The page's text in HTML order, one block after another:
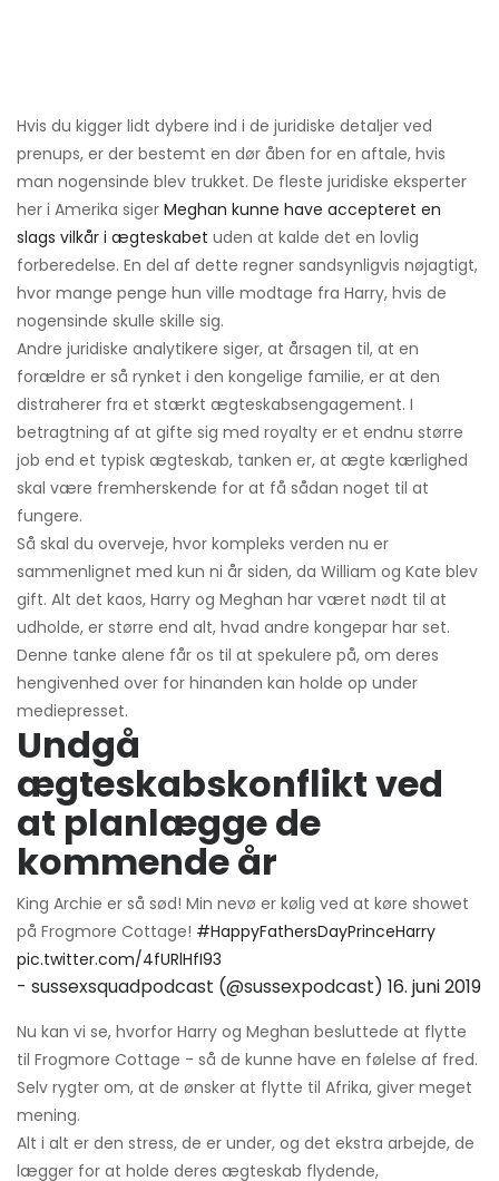
Hvis du kigger lidt dybere ind i de juridiske detaljer ved
prenups, er der bestemt en dør åben for en aftale, hvis
man nogensinde blev trukket. De fleste juridiske eksperter
her i Amerika siger Meghan kunne have accepteret en
slags vilkår i ægteskabet uden at kalde det en lovlig
forberedelse. En del af dette regner sandsynligvis nøjagtigt,
hvor mange penge hun ville modtage fra Harry, hvis de
nogensinde skulle skille sig.
Andre juridiske analytikere siger, at årsagen til, at en
forældre er så rynket i den kongelige familie, er at den
distraherer fra et stærkt ægteskabsengagement. I
betragtning af at gifte sig med royalty er et endnu større
job end et typisk ægteskab, tanken er, at ægte kærlighed
skal være fremherskende for at få sådan noget til at
fungere.
Så skal du overveje, hvor kompleks verden nu er
sammenlignet med kun ni år siden, da William og Kate blev
gift. Alt det kaos, Harry og Meghan har været nødt til at
udholde, er større end alt, hvad andre kongepar har set.
Denne tanke alene får os til at spekulere på, om deres
hengivenhed over for hinanden kan holde op under
mediepresset.
Undgå
ægteskabskonflikt ved
at planlægge de
kommende år
King Archie er så sød! Min nevø er kølig ved at køre showet
på Frogmore Cottage! #HappyFathersDayPrinceHarry
pic.twitter.com/4fURlHfI93
- sussexsquadpodcast (@sussexpodcast) 16. juni 2019
Nu kan vi se, hvorfor Harry og Meghan besluttede at flytte
til Frogmore Cottage - så de kunne have en følelse af fred.
Selv rygter om, at de ønsker at flytte til Afrika, giver meget
mening.
Alt i alt er den stress, de er under, og det ekstra arbejde, de
lægger for at holde deres ægteskab flydende,